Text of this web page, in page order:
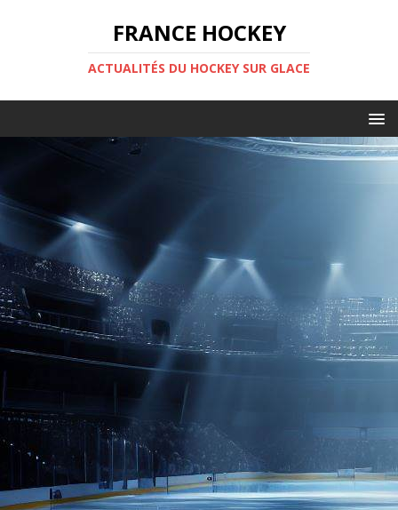
FRANCE HOCKEY
ACTUALITÉS DU HOCKEY SUR GLACE